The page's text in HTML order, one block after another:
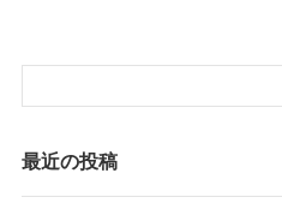
最近の投稿